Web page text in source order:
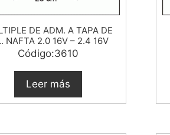
DE ADM. A TAPA DE
NAFTA 2.0 16V – 2.4 16V
Código:3610
Leer más